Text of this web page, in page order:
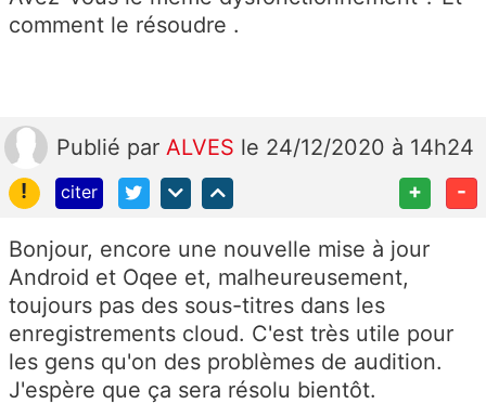
comment le résoudre .
Publié par ALVES le 24/12/2020 à 14h24
!
citer + -
Bonjour, encore une nouvelle mise à jour
Android et Oqee et, malheureusement,
toujours pas des sous-titres dans les
enregistrements cloud. C'est très utile pour
les gens qu'on des problèmes de audition.
J'espère que ça sera résolu bientôt.